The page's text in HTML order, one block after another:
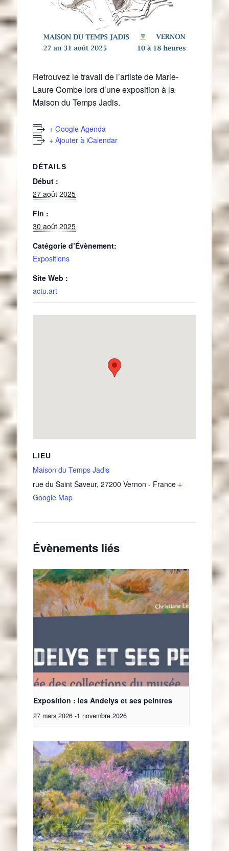
Retrouvez le travail de l’artiste de Marie-
Laure Combe lors d’une exposition à la
Maison du Temps Jadis.
+ Google Agenda
+ Ajouter à iCalendar
DÉTAILS
Début :
27 août 2025
Fin :
30 août 2025
Catégorie d’Évènement:
Expositions
Site Web :
actu.art
LIEU
Maison du Temps Jadis
rue du Saint Saveur, 27200 Vernon - France +
Google Map
Évènements liés
Exposition : les Andelys et ses peintres
27 mars 2026 -1 novembre 2026